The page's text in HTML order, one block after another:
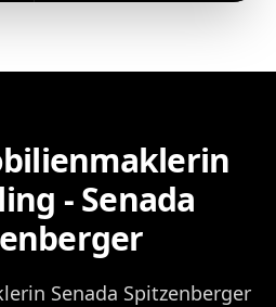
- Senada
Senada Spitzenberger